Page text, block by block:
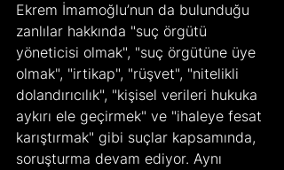
Ekrem İmamoğlu’nun da bulunduğu
zanlılar hakkında "suç örgütü
yöneticisi olmak", "suç örgütüne üye
olmak", "irtikap", "rüşvet", "nitelikli
dolandırıcılık", "kişisel verileri hukuka
aykırı ele geçirmek" ve "ihaleye fesat
karıştırmak" gibi suçlar kapsamında,
soruşturma devam ediyor. Aynı